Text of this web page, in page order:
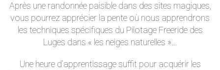
Après une randonnée paisible dans des sites magiques,
vous pourrez apprécier la pente où nous apprendrons
les techniques spécifiques du Pilotage Freeride des
Luges dans « les neiges naturelles »…
Une heure d’apprentissage suffit pour acquérir les